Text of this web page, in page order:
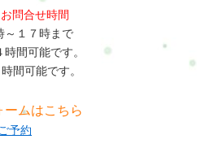
問合せ時間
～１７時まで
時間可能です。
間可能です。
ームはこちら
予約